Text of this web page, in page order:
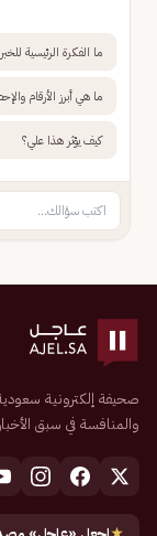
ما الفكرة الرئيسية
ما هي أبرز الأرقام
كيف يؤثر هذا علي؟
والمنافسة في سبق